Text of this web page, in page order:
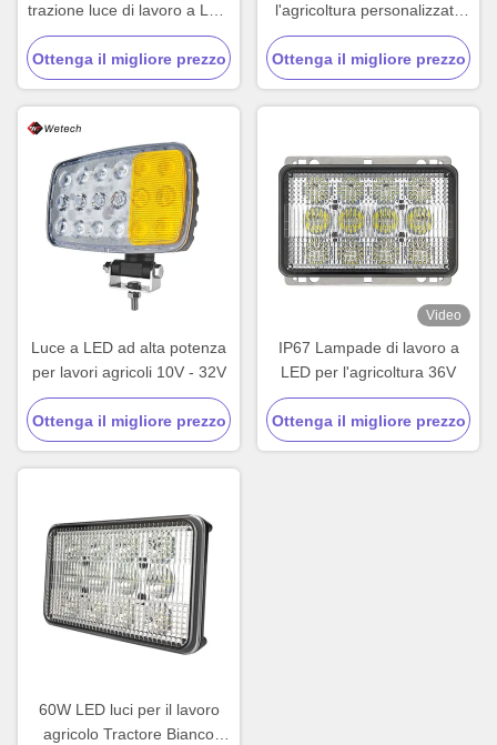
trazione luce di lavoro a LED
impermeabile personalizzata
con base rotabile regolabile
Ottenga il migliore prezzo
l'agricoltura personalizzato
per l'automotive LED luce di
lavoro IP67 supporto
regolabile
Ottenga il migliore prezzo
Luce a LED ad alta potenza
per lavori agricoli 10V - 32V
Ottenga il migliore prezzo
Video
IP67 Lampade di lavoro a
LED per l'agricoltura 36V
Ottenga il migliore prezzo
60W LED luci per il lavoro
agricolo Tractore Bianco